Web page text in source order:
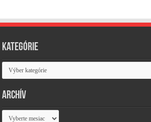
Kategórie
Kategórie
Archív
Archív